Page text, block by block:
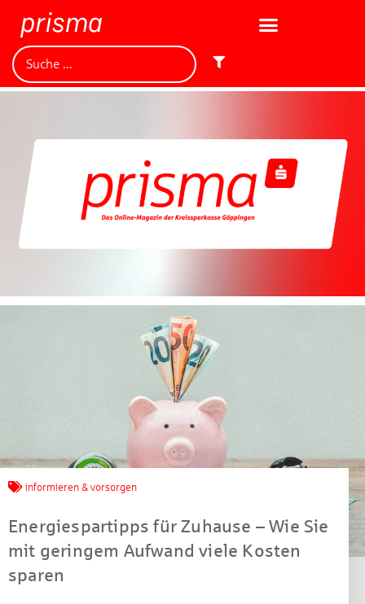
informieren & vorsorgen
Energiespartipps für Zuhause – Wie Sie
mit geringem Aufwand viele Kosten
sparen